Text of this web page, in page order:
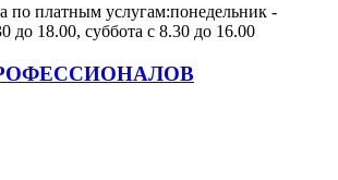
по платным услугам:понедельник -
до 18.00, суббота с 8.30 до 16.00